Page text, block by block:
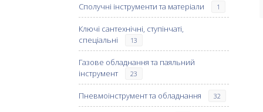
Сполучні інструменти та матеріали 1
Ключі сантехнічні, ступінчаті,
спеціальні
13
Газове обладнання та паяльний
інструмент
23
Пневмоінструмент та обладнання 32